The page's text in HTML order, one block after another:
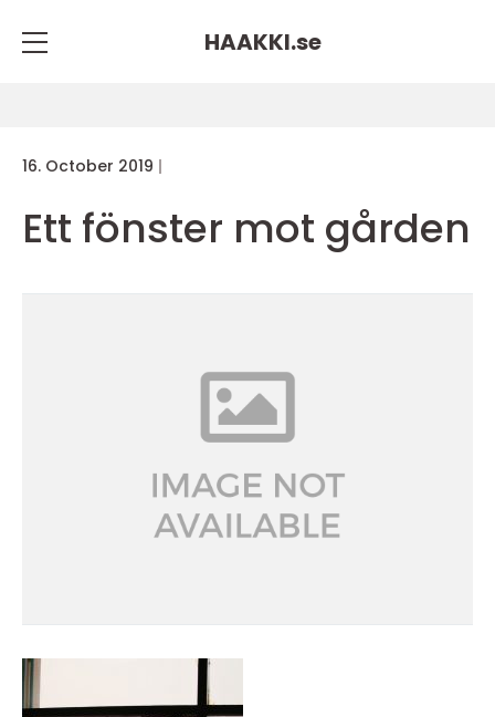
HAAKKI.se
16. October 2019
Ett fönster mot gården